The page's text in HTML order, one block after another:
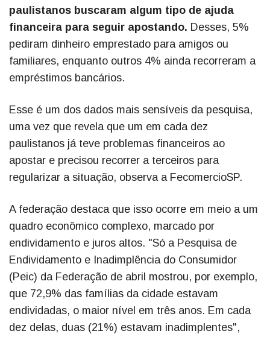
paulistanos buscaram algum tipo de ajuda
financeira para seguir apostando. Desses, 5%
pediram dinheiro emprestado para amigos ou
familiares, enquanto outros 4% ainda recorreram a
empréstimos bancários.
Esse é um dos dados mais sensíveis da pesquisa,
uma vez que revela que um em cada dez
paulistanos já teve problemas financeiros ao
apostar e precisou recorrer a terceiros para
regularizar a situação, observa a FecomercioSP.
A federação destaca que isso ocorre em meio a um
quadro econômico complexo, marcado por
endividamento e juros altos. "Só a Pesquisa de
Endividamento e Inadimplência do Consumidor
(Peic) da Federação de abril mostrou, por exemplo,
que 72,9% das famílias da cidade estavam
endividadas, o maior nível em três anos. Em cada
dez delas, duas (21%) estavam inadimplentes",